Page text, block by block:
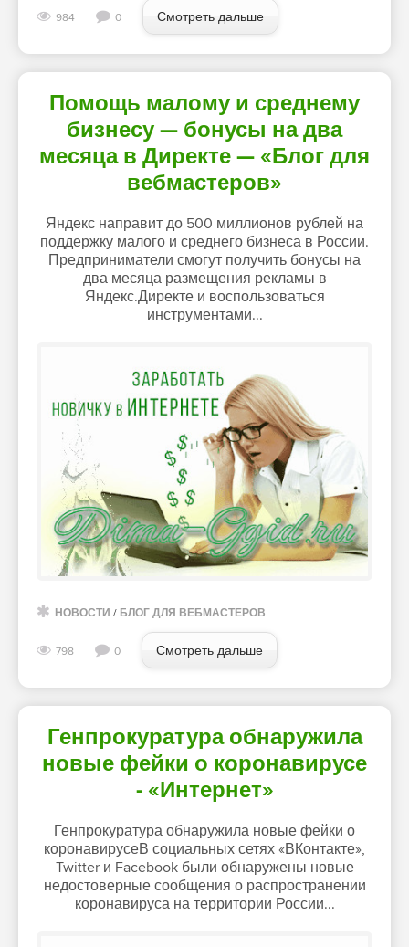
984 0 Смотреть дальше
Помощь малому и среднему
бизнесу — бонусы на два
месяца в Директе — «Блог для
вебмастеров»
Яндекс направит до 500 миллионов рублей на
поддержку малого и среднего бизнеса в России.
Предприниматели смогут получить бонусы на
два месяца размещения рекламы в
Яндекс.Директе и воспользоваться
инструментами...
НОВОСТИ / БЛОГ ДЛЯ ВЕБМАСТЕРОВ
798 0 Смотреть дальше
Генпрокуратура обнаружила
новые фейки о коронавирусе
- «Интернет»
Генпрокуратура обнаружила новые фейки о
коронавирусеВ социальных сетях «ВКонтакте»,
Twitter и Facebook были обнаружены новые
недостоверные сообщения о распространении
коронавируса на территории России...